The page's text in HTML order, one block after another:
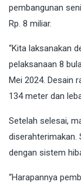
pembangunan
Rp. 8 miliar.
“Kita laksanakan
pelaksanaan 8
Mei 2024. Desain
134 meter dan
Setelah selesai,
diserahterimakan.
dengan sistem
“Harapannya